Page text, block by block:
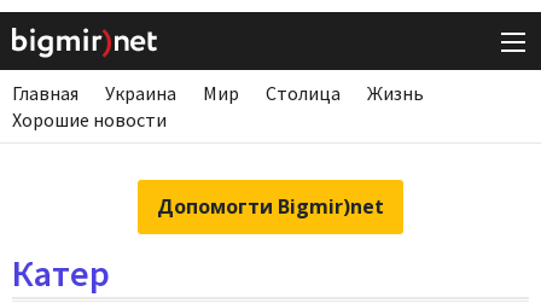
Главная Украина Мир Столица
Жизнь
Хорошие новости
Допомогти Bigmir)net
Катер